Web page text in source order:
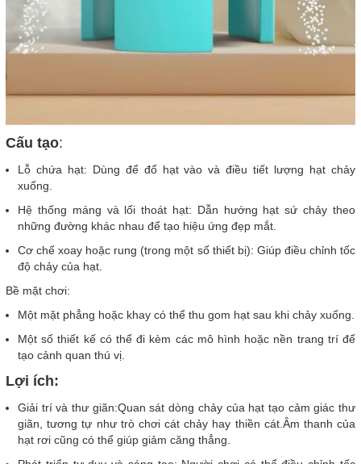
Cấu tạo:
Lỗ chứa hạt: Dùng để đổ hạt vào và điều tiết lượng hạt chảy
xuống.
Hệ thống máng và lối thoát hạt: Dẫn hướng hạt sứ chảy theo
những đường khác nhau để tạo hiệu ứng đẹp mắt.
Cơ chế xoay hoặc rung (trong một số thiết bị): Giúp điều chỉnh tốc
độ chảy của hạt.
Bề mặt chơi:
Một mặt phẳng hoặc khay có thể thu gom hạt sau khi chảy xuống.
Một số thiết kế có thể đi kèm các mô hình hoặc nền trang trí để
tạo cảnh quan thú vị.
Lợi ích:
Giải trí và thư giãn:Quan sát dòng chảy của hạt tạo cảm giác thư
giãn, tương tự như trò chơi cát chảy hay thiền cát.Âm thanh của
hạt rơi cũng có thể giúp giảm căng thẳng.